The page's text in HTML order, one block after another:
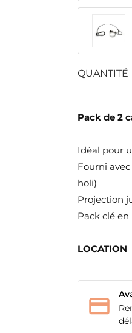
QUANTITÉ
Pack de 2
Idéal pour
Fourni
holi)
Projection
Pack clé en
LOCATION